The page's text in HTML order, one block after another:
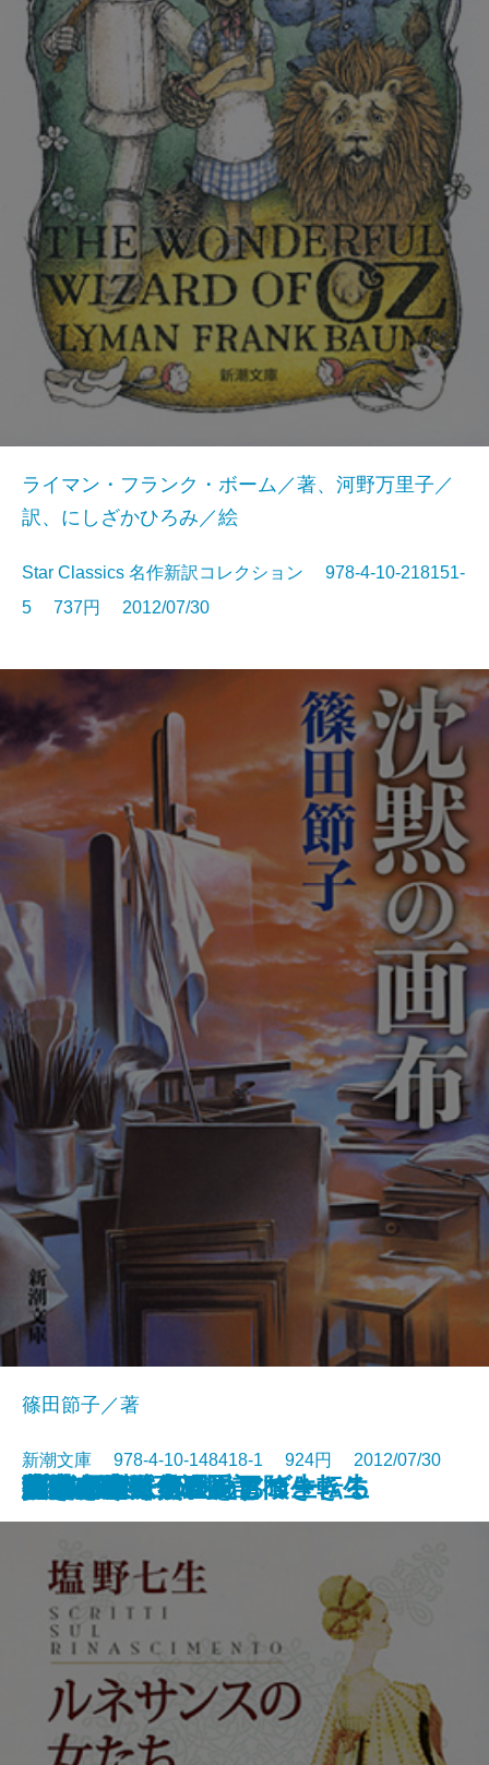
海底二万里〔下〕
生きてゆく力
悶絶スパイラル
ツナグ
終の住処
プライド
歴史を考えるヒント
父 吉田茂
オズの魔法使い
ライマン・フランク・ボーム／著、河野万里子／
訳、にしざかひろみ／絵
Star Classics 名作新訳コレクション 978-4-10-218151-
5 737円 2012/07/30
沈黙の画布
篠田節子／著
新潮文庫 978-4-10-148418-1 924円 2012/07/30
ルネサンスの女たち
少しだけ、無理をして生きる
トム・ソーヤーの冒険
野良犬トビーの愛すべき転生
英雄の書〔上〕
英雄の書〔下〕
かけら
ロング・ロング・アゴー
6TEEN
魔性の子 十二国記